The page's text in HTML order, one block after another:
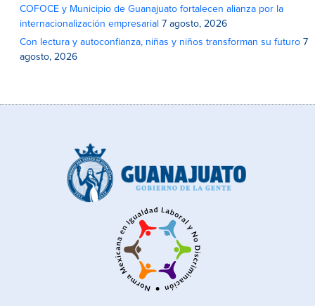
COFOCE y Municipio de Guanajuato fortalecen alianza por la
internacionalización empresarial 7 agosto, 2026
Con lectura y autoconfianza, niñas y niños transforman su futuro 7
agosto, 2026